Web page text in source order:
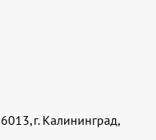
Калининград,